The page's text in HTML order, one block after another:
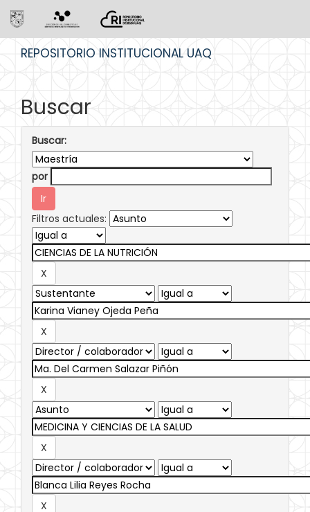
REPOSITORIO INSTITUCIONAL UAQ
Buscar
Buscar:
por
Filtros actuales: